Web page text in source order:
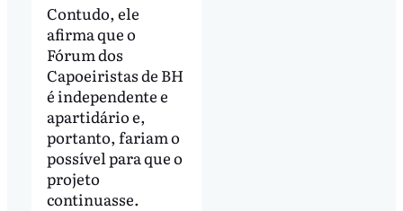
Contudo, ele
afirma que o
Fórum dos
Capoeiristas de BH
é independente e
apartidário e,
portanto, fariam o
possível para que o
projeto
continuasse.